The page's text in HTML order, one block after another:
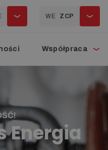
WE ZCP
Współpraca
Energia